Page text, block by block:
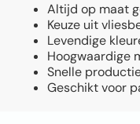
Altijd op maat
Keuze uit
Levendige
Hoogwaardige
Snelle
Geschikt voor